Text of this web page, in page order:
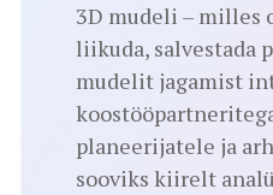
3D mudeli – milles
liikuda, salvestada
mudelit jagamist
planeerijatele ja
sooviks kiirelt